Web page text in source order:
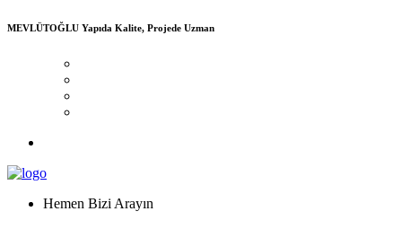
MEVLÜTOĞLU Yapıda Kalite, Projede Uzman
Hemen Bizi Arayın